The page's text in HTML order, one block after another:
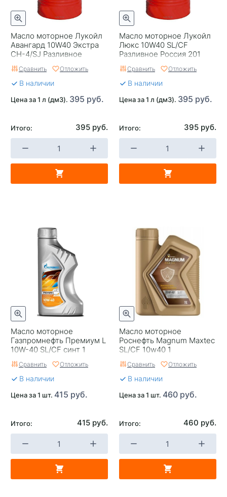
Масло моторное Лукойл
Авангард 10W40 Экстра
CH-4/SJ Разливное
Россия 200
Сравнить Отложить
В наличии
Цена за 1 л (дм3). 395 руб.
Итого: 395 руб.
Масло моторное Лукойл
Люкс 10W40 SL/CF
Разливное Россия 201
Сравнить Отложить
В наличии
Цена за 1 л (дм3). 395 руб.
Итого: 395 руб.
Масло моторное
Газпромнефть Премиум L
10W-40 SL/CF синт 1
Россия
Сравнить Отложить
В наличии
Цена за 1 шт. 415 руб.
Итого: 415 руб.
Масло моторное
Роснефть Magnum Maxtec
SL/CF 10w40 1
Сравнить Отложить
В наличии
Цена за 1 шт. 460 руб.
Итого: 460 руб.